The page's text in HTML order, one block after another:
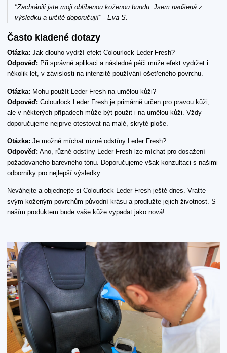
"Zachránili jste moji oblíbenou koženou bundu. Jsem nadšená z
výsledku a určitě doporučuji!" - Eva S.
Často kladené dotazy
Otázka: Jak dlouho vydrží efekt Colourlock Leder Fresh?
Odpověď: Při správné aplikaci a následné péči může efekt vydržet i
několik let, v závislosti na intenzitě používání ošetřeného povrchu.
Otázka: Mohu použít Leder Fresh na umělou kůži?
Odpověď: Colourlock Leder Fresh je primárně určen pro pravou kůži,
ale v některých případech může být použit i na umělou kůži. Vždy
doporučujeme nejprve otestovat na malé, skryté ploše.
Otázka: Je možné míchat různé odstíny Leder Fresh?
Odpověď: Ano, různé odstíny Leder Fresh lze míchat pro dosažení
požadovaného barevného tónu. Doporučujeme však konzultaci s našimi
odborníky pro nejlepší výsledky.
Neváhejte a objednejte si Colourlock Leder Fresh ještě dnes. Vraťte
svým koženým povrchům původní krásu a prodlužte jejich životnost. S
naším produktem bude vaše kůže vypadat jako nová!